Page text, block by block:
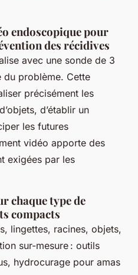
endoscopique pour
des récidives
avec une sonde de 3
du problème. Cette
précisément les
d’établir un
les futures
vidéo apporte des
exigées par les
chaque type de
compacts
lingettes, racines, objets,
sur-mesure : outils
hydrocurage pour amas